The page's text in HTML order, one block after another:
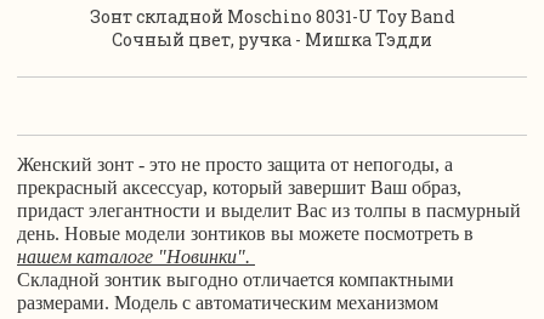
Зонт складной Moschino 8031-U Toy Band
Сочный цвет, ручка - Мишка Тэдди
Женский зонт - это не просто защита от непогоды, а
прекрасный аксессуар, который завершит Ваш образ,
придаст элегантности и выделит Вас из толпы в пасмурный
день. Новые модели зонтиков вы можете посмотреть в
нашем каталоге "Новинки".
Складной зонтик выгодно отличается компактными
размерами. Модель с автоматическим механизмом